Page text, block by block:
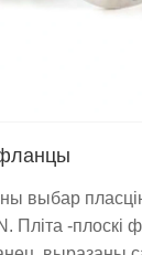
выбар
Пліта -плоскі